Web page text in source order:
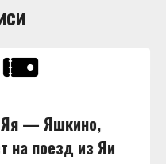
— Яшкино,
на поезд из Яи